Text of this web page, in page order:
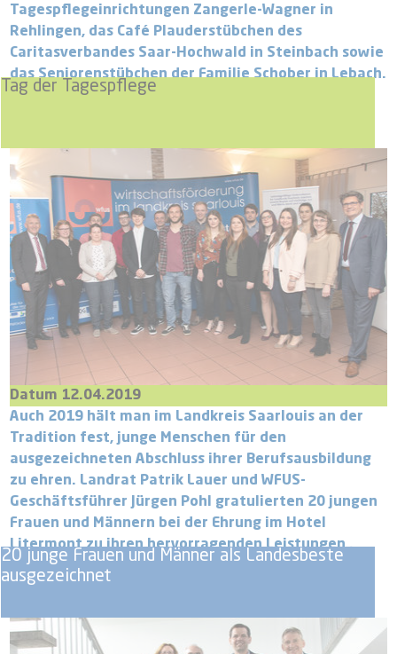
Tag der Tagespflege
Tagespflegeinrichtungen Zangerle-Wagner in
Rehlingen, das Café Plauderstübchen des
Caritasverbandes Saar-Hochwald in Steinbach sowie
das Seniorenstübchen der Familie Schober in Lebach.
20 junge Frauen und Männer als Landesbeste
ausgezeichnet
Datum 12.04.2019
Auch 2019 hält man im Landkreis Saarlouis an der
Tradition fest, junge Menschen für den
ausgezeichneten Abschluss ihrer Berufsausbildung
zu ehren. Landrat Patrik Lauer und WFUS-
Geschäftsführer Jürgen Pohl gratulierten 20 jungen
Frauen und Männern bei der Ehrung im Hotel
Litermont zu ihren hervorragenden Leistungen .